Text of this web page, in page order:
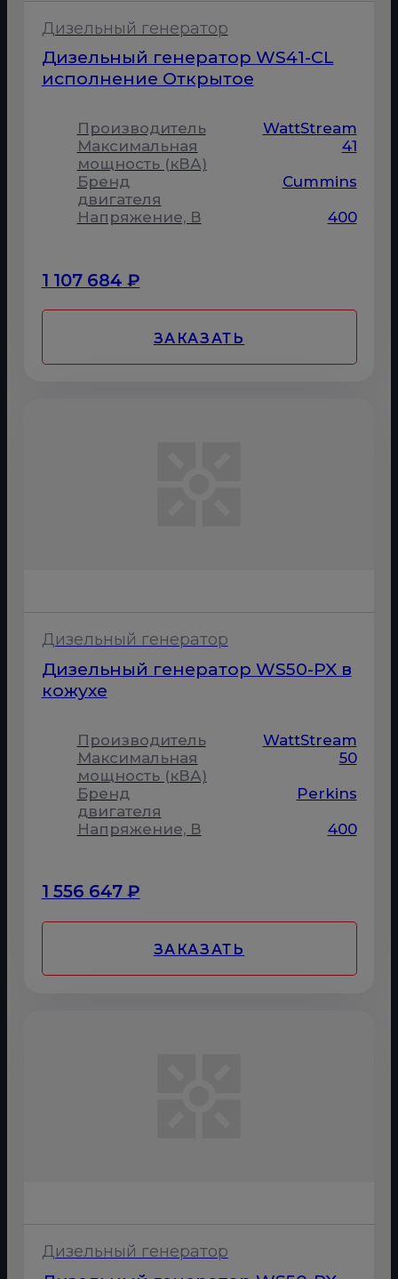
Дизельный генератор
Дизельный генератор WS41-CL
исполнение Открытое
Производитель
WattStream
Максимальная
мощность (кВА)
41
Бренд
двигателя
Cummins
Напряжение, В
400
1 107 684 ₽
ЗАКАЗАТЬ
Дизельный генератор
Дизельный генератор WS50-PX в
кожухе
Производитель
WattStream
Максимальная
мощность (кВА)
50
Бренд
двигателя
Perkins
Напряжение, В
400
1 556 647 ₽
ЗАКАЗАТЬ
Дизельный генератор